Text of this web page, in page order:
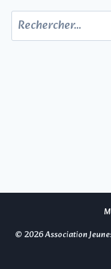
Rechercher :
© 2026 Association